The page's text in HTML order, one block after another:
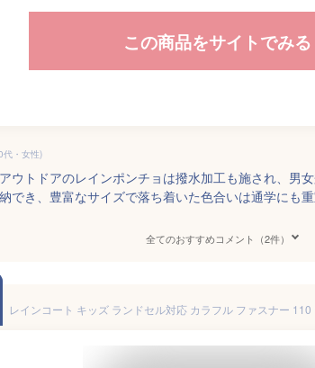
この商品をサイトでみる
代・女性)
ウトドアのレインポンチョは撥水加工も施され、男
でき、豊富なサイズで落ち着いた色合いは通学にも
全てのおすすめコメント（2件）